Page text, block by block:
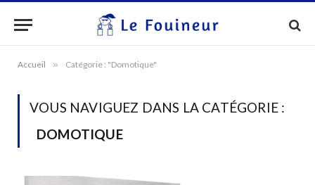
Accueil » Catégorie : "Domotique"
VOUS NAVIGUEZ DANS LA CATÉGORIE :
DOMOTIQUE